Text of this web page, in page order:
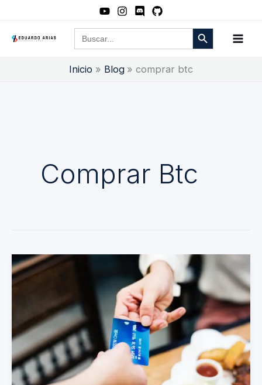
contenido
Buscar: Botón de búsqueda
Inicio Blog comprar btc
Comprar Btc
Comprar
cripomonedas
tarjeta
de
crédito